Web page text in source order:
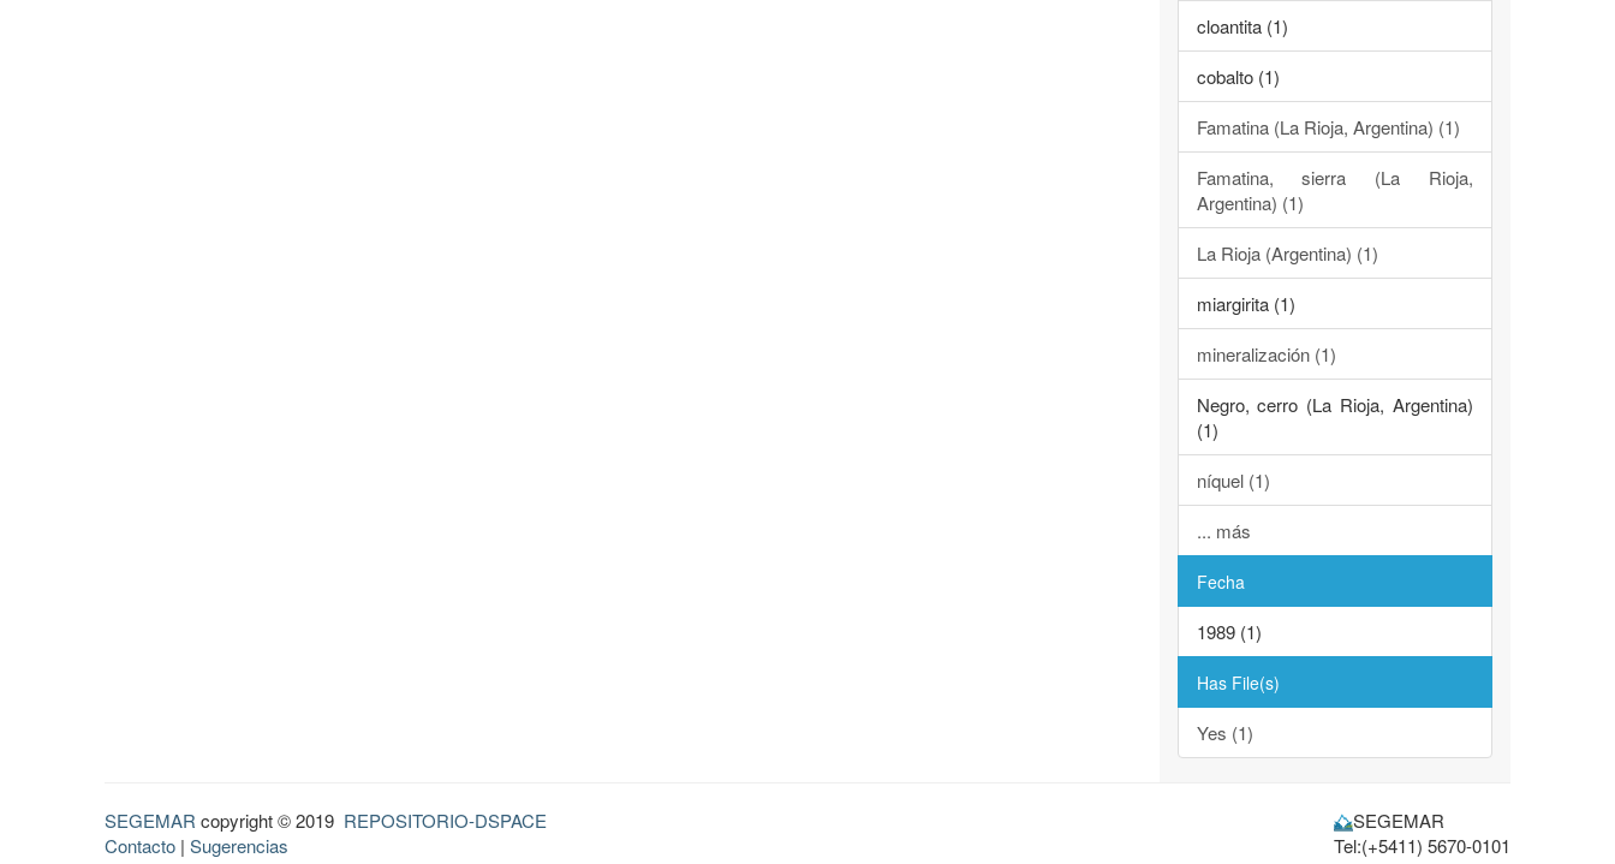
cloantita (1)
cobalto (1)
Famatina (La Rioja, Argentina) (1)
Famatina, sierra (La Rioja,
Argentina) (1)
La Rioja (Argentina) (1)
miargirita (1)
mineralización (1)
Negro, cerro (La Rioja, Argentina)
(1)
níquel (1)
... más
Fecha
1989 (1)
Has File(s)
Yes (1)
SEGEMAR copyright © 2019 REPOSITORIO-DSPACE
Contacto | Sugerencias
SEGEMAR
Tel:(+5411) 5670-0101